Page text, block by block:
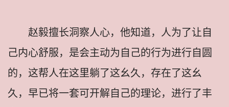
赵毅擅长洞察人心，他知道，人为了让自
己内心舒服，是会主动为自己的行为进行自圆
的，这帮人在这里躺了这幺久，存在了这幺
久，早已将一套可开解自己的理论，进行了丰